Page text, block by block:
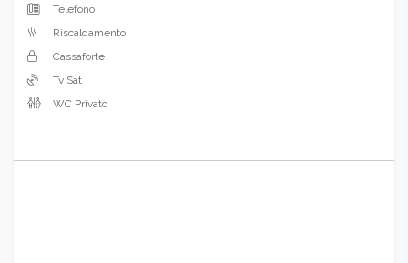
Telefono
Riscaldamento
Cassaforte
Tv Sat
WC Privato